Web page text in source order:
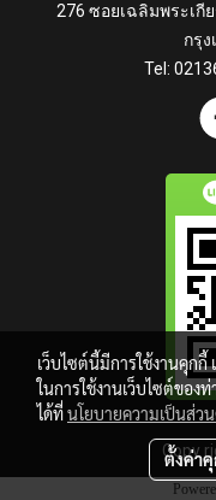
276 ซอยเฉลิมพระเกี
กรุ
Tel:
Copy
เว็บไซต์นี้มีการใช้งานคุก
ในการใช้งานเว็บไซต์ของ
ได้ที่นโยบายความเป็นส่ว
ตั้งค่า